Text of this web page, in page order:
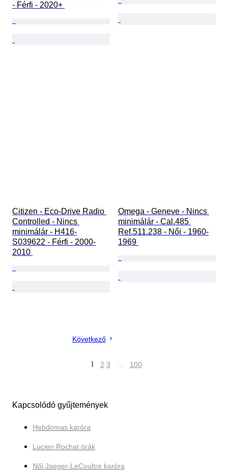
- Férfi - 2020+
Citizen - Eco-Drive Radio
Controlled - Nincs
minimálár - H416-
S039622 - Férfi - 2000-
2010
Omega - Geneve - Nincs
minimálár - Cal.485
Ref.511.238 - Női - 1960-
1969
Következő
1 2 3 … 100
Kapcsolódó gyűjtemények
Hebdomas karóra
Lucien Rochat órák
Női Jaeger-LeCoultre karóra